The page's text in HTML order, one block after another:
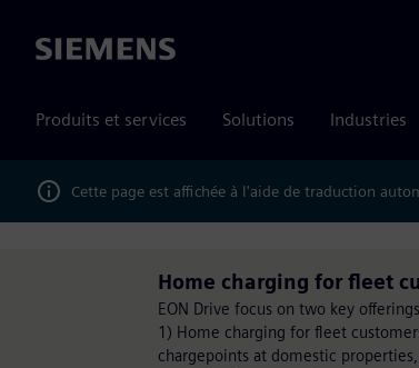
Siemens
Produits et services Solutions Industries
Cette page est affichée à l'aide de traduction
Home charging for fleet
EON Drive focus on two key
1) Home charging for fleet
chargepoints at domestic